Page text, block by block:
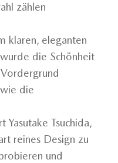
zählen
klaren, eleganten
die Schönheit
die
Yasutake Tsuchida,
reines Design zu
und